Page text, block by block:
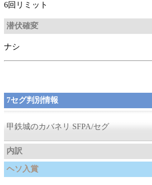
6回リミット
潜伏確変
ナシ
7セグ判別情報
甲鉄城のカバネリ SFPA/セグ
内訳
ヘソ入賞